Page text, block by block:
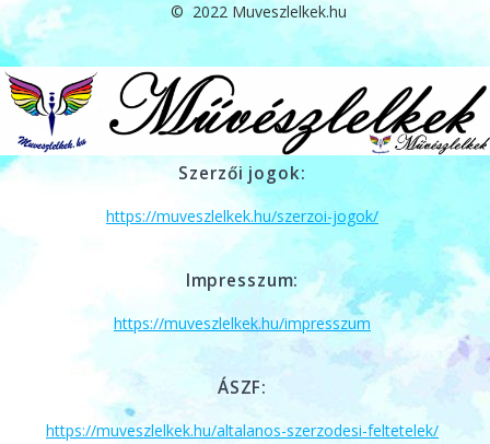
© 2022 Muveszlelkek.hu
Szerzői jogok:
https://muveszlelkek.hu/szerzoi-jogok/
Impresszum:
https://muveszlelkek.hu/impresszum
ÁSZF:
https://muveszlelkek.hu/altalanos-szerzodesi-feltetelek/